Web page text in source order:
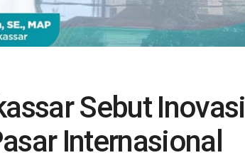
Sebut Inovasi
Internasional